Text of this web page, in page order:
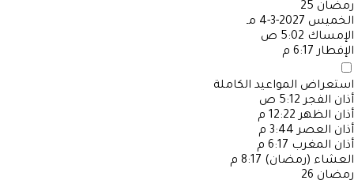
رمضان 25
الخميس 2027-3-4 مـ
الإمساك 5:02 ص
الإفطار 6:17 م
استعراض المواعيد الكاملة
أذان الفجر 5:12 ص
أذان الظهر 12:22 م
أذان العصر 3:44 م
أذان المغرب 6:17 م
العشاء (رمضان) 8:17 م
رمضان 26